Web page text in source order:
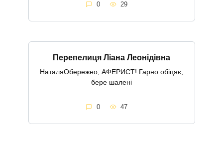
0 29
Перепелиця Ліана Леонідівна
НаталяОбережно, АФЕРИСТ! Гарно обіцяє,
бере шалені
0 47